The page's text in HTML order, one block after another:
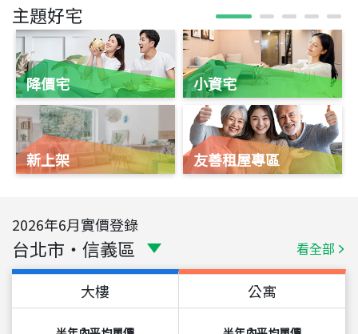
主題好宅
降價宅
新上架
小資宅
友善租屋專區
2026年6月實價登錄
台北市 ・ 信義區 看全部
大樓 公寓